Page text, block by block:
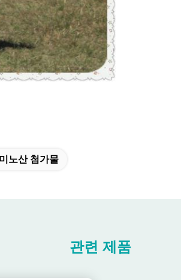
노산 첨가물
관련 제품